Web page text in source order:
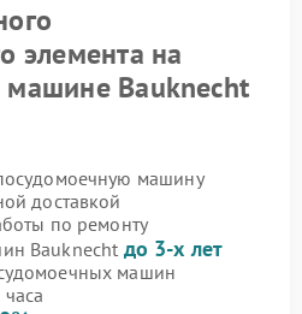
элемента на
машине Bauknecht
машину
доставкой
по ремонту
Bauknecht до 3-х лет
машин